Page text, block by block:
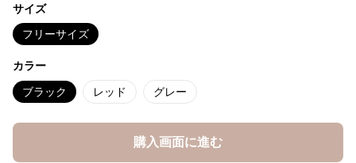
サイズ
フリーサイズ
カラー
ブラック レッド グレー
購入画面に進む